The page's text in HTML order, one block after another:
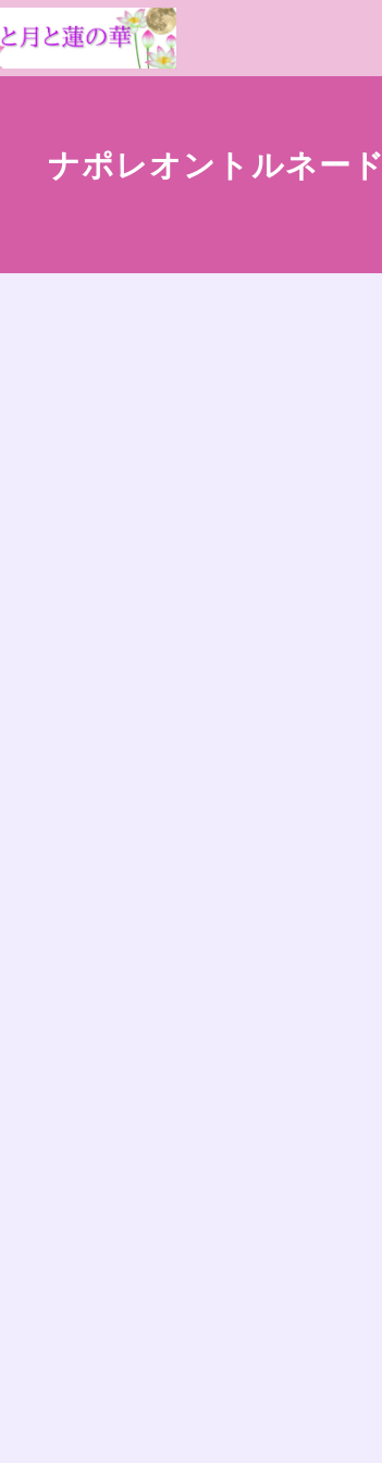
ナポレオントルネード